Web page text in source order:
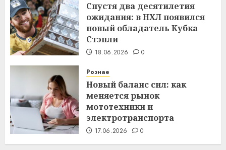
Спустя два десятилетия
ожидания: в НХЛ появился
новый обладатель Кубка
Стэнли
18.06.2026 0
Рознае
Новый баланс сил: как
меняется рынок
мототехники и
электротранспорта
17.06.2026 0